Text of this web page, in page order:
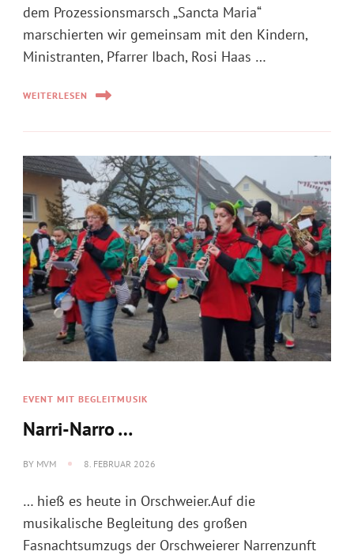
dem Prozessionsmarsch „Sancta Maria“
marschierten wir gemeinsam mit den Kindern,
Ministranten, Pfarrer Ibach, Rosi Haas …
WEITERLESEN
EVENT MIT BEGLEITMUSIK
Narri-Narro …
BY MVM 8. FEBRUAR 2026
… hieß es heute in Orschweier.Auf die
musikalische Begleitung des großen
Fasnachtsumzugs der Orschweierer Narrenzunft